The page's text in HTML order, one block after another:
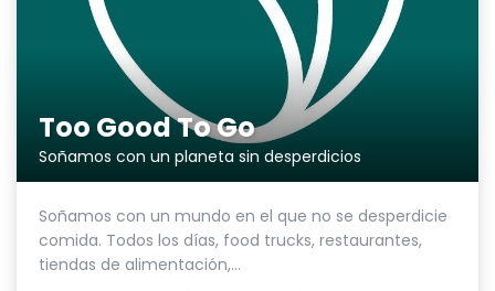
Too Good To Go
Soñamos con un planeta sin desperdicios
Soñamos con un mundo en el que no se desperdicie
comida. Todos los días, food trucks, restaurantes,
tiendas de alimentación,...